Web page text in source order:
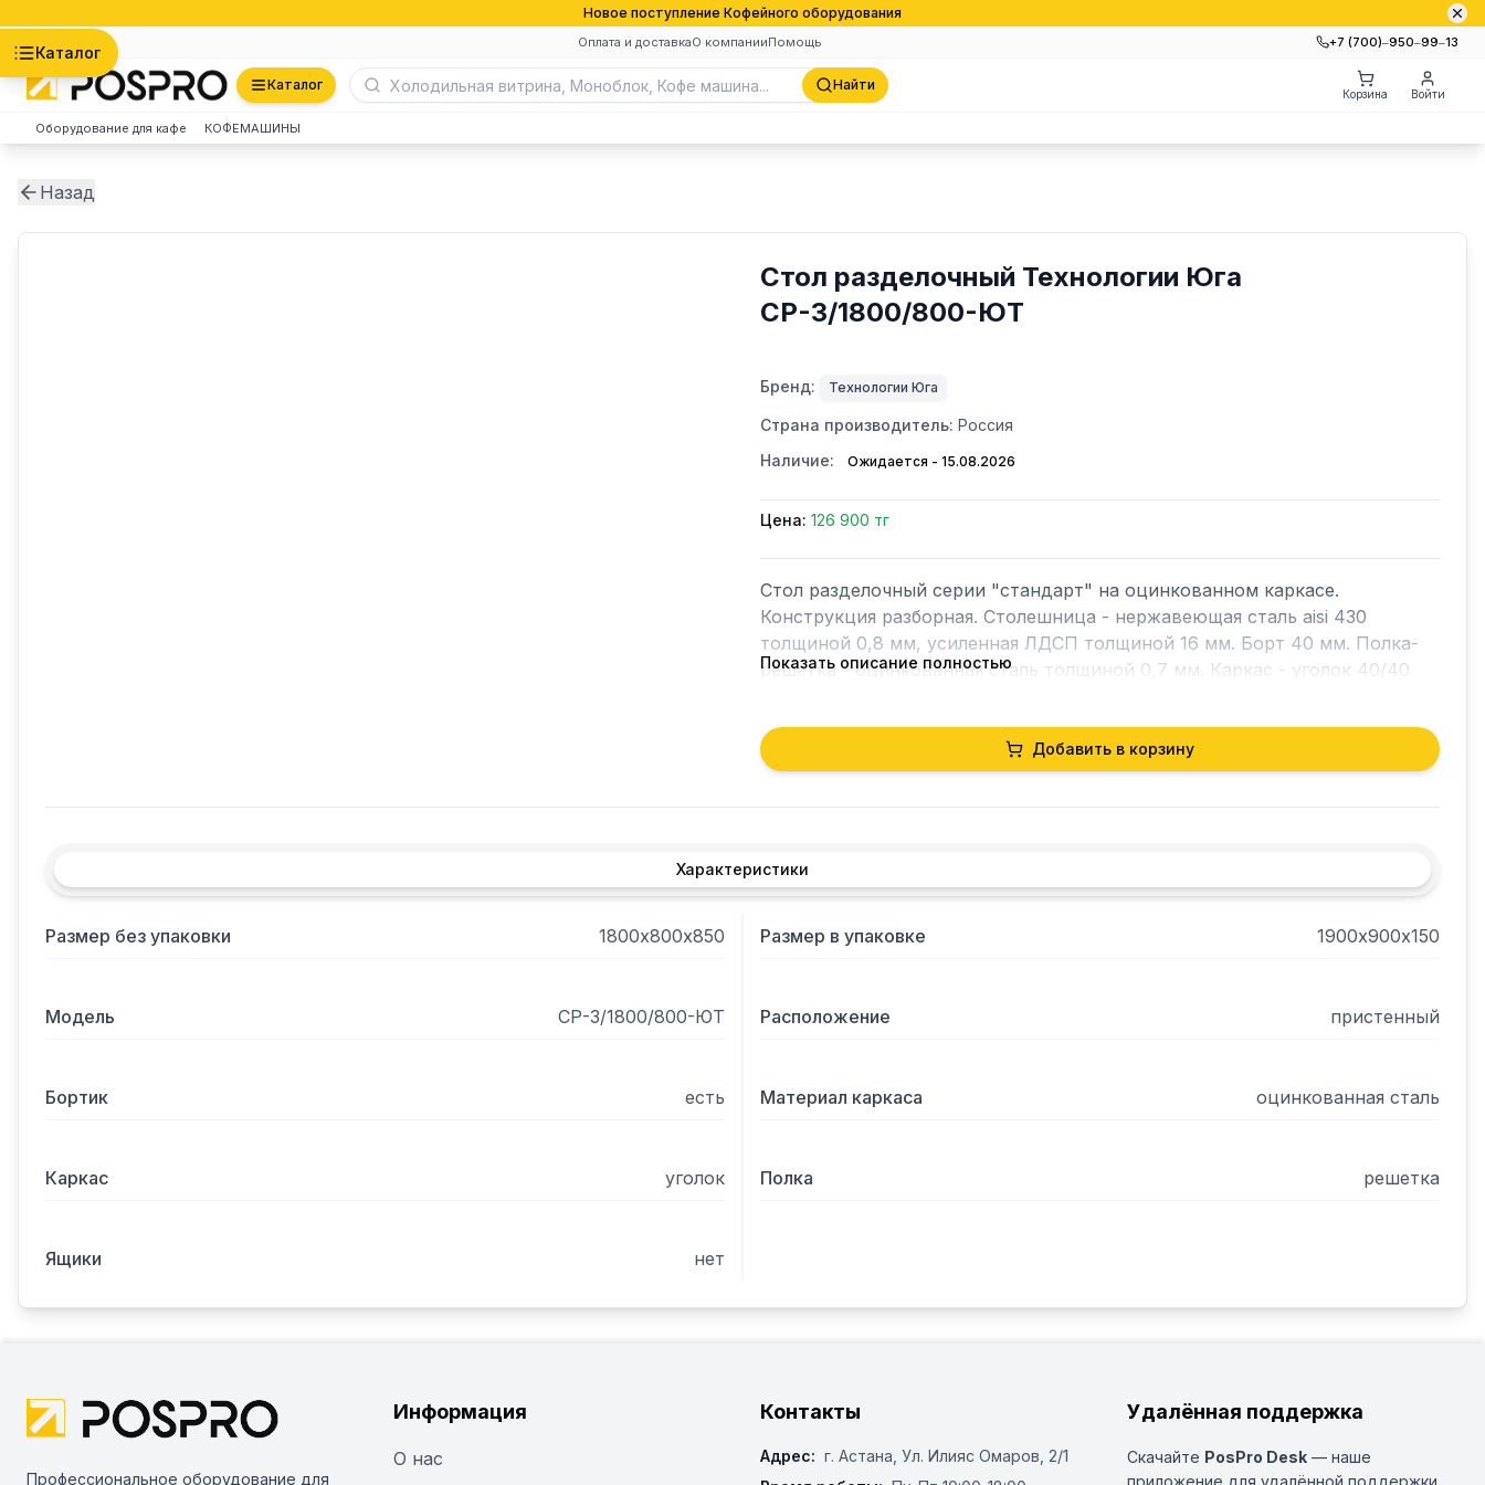
Новое поступление Кофейного оборудования
Оплата и доставкаО компанииПомощь +7 (700)‒950‒99‒13
Каталог
Каталог Найти
Корзина Войти
Оборудование для кафе КОФЕМАШИНЫ
Назад
Стол разделочный Технологии Юга
СР-3/1800/800-ЮТ
Бренд: Технологии Юга
Страна производитель: Россия
Наличие:
Ожидается - 15.08.2026
Цена: 126 900 тг
Стол разделочный серии "стандарт" на оцинкованном каркасе.
Конструкция разборная. Столешница - нержавеющая сталь aisi 430
толщиной 0,8 мм, усиленная ЛДСП толщиной 16 мм. Борт 40 мм. Полка-
решетка - оцинкованная сталь толщиной 0,7 мм. Каркас - уголок 40/40
Показать описание полностью
Добавить в корзину
Характеристики
Размер без упаковки 1800х800х850 Размер в упаковке 1900х900х150
Модель СР-3/1800/800-ЮТ Расположение пристенный
Бортик есть Материал каркаса оцинкованная сталь
Каркас уголок Полка решетка
Ящики нет
Профессиональное оборудование для
Информация
О нас
Контакты
Адрес: г. Астана, ​Ул. Илияс Омаров, 2/1
Удалённая поддержка
Скачайте PosPro Desk — наше
приложение для удалённой поддержки.